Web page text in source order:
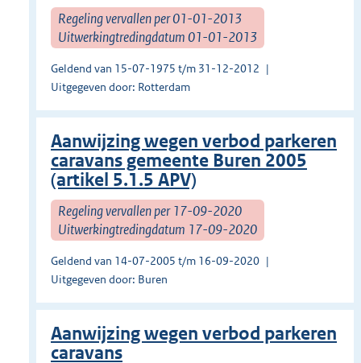
Regeling vervallen per 01-01-2013
Uitwerkingtredingdatum 01-01-2013
Geldend van 15-07-1975 t/m 31-12-2012
Uitgegeven door: Rotterdam
Aanwijzing wegen verbod parkeren
caravans gemeente Buren 2005
(artikel 5.1.5 APV)
Regeling vervallen per 17-09-2020
Uitwerkingtredingdatum 17-09-2020
Geldend van 14-07-2005 t/m 16-09-2020
Uitgegeven door: Buren
Aanwijzing wegen verbod parkeren
caravans